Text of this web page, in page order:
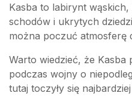
Kasba to labirynt
schodów i ukrytych
można poczuć atmosferę
Warto wiedzieć, że Kasba
podczas wojny o
tutaj toczyły się